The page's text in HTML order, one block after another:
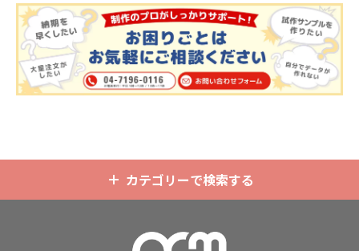
ー、ネームホルダーでオリジナルの
ホルダーはデザイン次第でどんなシ
ーンでもマッチします。ヘッダー部
分はダイカットでデザインにあわせ
た自由な形状で制作することができ
ます。また長さ調整と安全機能が付
いたネックストラップが標準で付属
ど様々な業界に人気です。 短納期・
ラーは全9色ご用意しておりますの
で、お客様のイメージやデザインに
合わせてお選びいただけます。 国内
の自社工場にて印刷いたしますの
で、短納期・小ロットでの対応が可
能です。グッズ制作の専門スタッフ
がしっかりサポートいたしますの
カテゴリーで検索する